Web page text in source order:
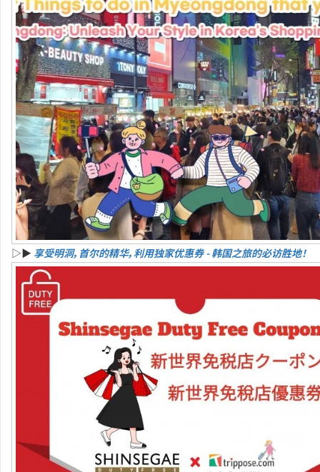
▷▶ 享受明洞，首尔的精华，利用独家优惠券 - 韩国之旅的必访胜地！